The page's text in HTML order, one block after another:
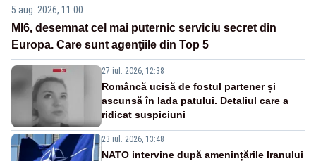
5 aug. 2026, 11:00
MI6, desemnat cel mai puternic serviciu secret din
Europa. Care sunt agenţiile din Top 5
27 iul. 2026, 12:38
Româncă ucisă de fostul partener și
ascunsă în lada patului. Detaliul care a
ridicat suspiciuni
23 iul. 2026, 13:48
NATO intervine după amenințările Iranului